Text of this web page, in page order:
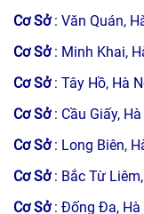
Cơ Sở : Văn Quán,
Cơ Sở : Minh Khai,
Cơ Sở : Tây Hồ, Hà
Cơ Sở: Cầu Giấy, Hà
Cơ Sở : Long Biên,
Cơ Sở : Bắc Từ
Cơ Sở : Đống Đa, Hà